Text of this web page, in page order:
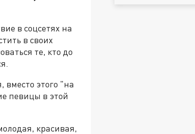
в соцсетях на
в своих
те, кто до
вместо этого "на
певицы в этой
красивая,